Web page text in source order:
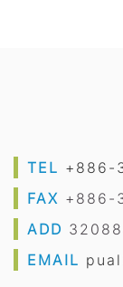
TEL +886-
FAX +886-
ADD 32088
EMAIL